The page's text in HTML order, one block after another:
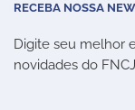
RECEBA NOSSA
Digite seu melhor
novidades do FNCJ